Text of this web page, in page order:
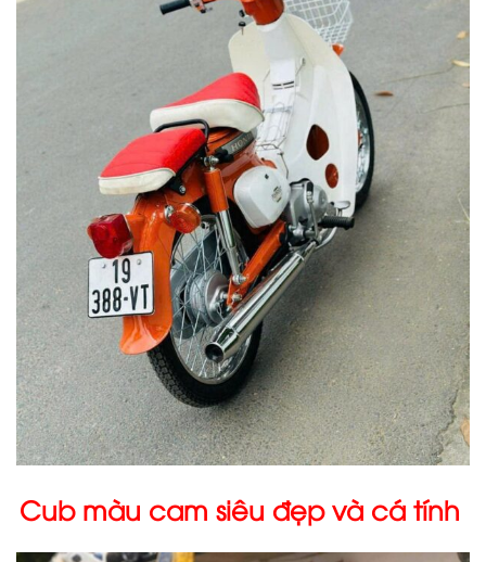
Cub màu cam siêu đẹp và cá tính